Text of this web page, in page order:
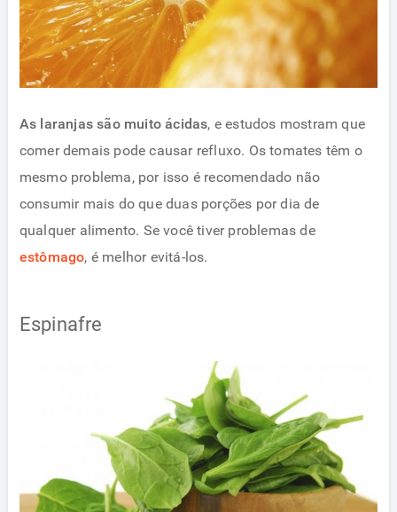
As laranjas são muito ácidas, e estudos mostram que
comer demais pode causar refluxo. Os tomates têm o
mesmo problema, por isso é recomendado não
consumir mais do que duas porções por dia de
qualquer alimento. Se você tiver problemas de
estômago, é melhor evitá-los.
Espinafre